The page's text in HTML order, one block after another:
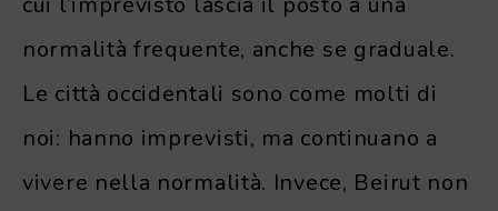
normalità frequente, anche se graduale.
Le città occidentali sono come molti di
noi: hanno imprevisti, ma continuano a
vivere nella normalità. Invece, Beirut non